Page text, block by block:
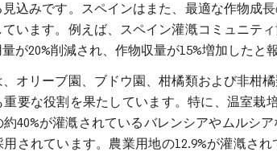
込みです。スペインはまた、最適な作物成
います。例えば、スペイン灌漑コミュニテ
が20%削減され、作物収量が15%増加したと
オリーブ園、ブドウ園、柑橘類および非柑
要な役割を果たしています。特に、温室栽
40%が灌漑されているバレンシアやムルシ
されています。農業用地の12.9%が灌漑さ